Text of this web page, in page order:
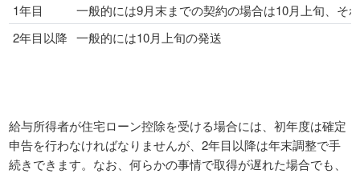
1年目
一般的には9月末までの契約の場合は10月上旬、そ
2年目以降 一般的には10月上旬の発送
給与所得者が住宅ローン控除を受ける場合には、初年度は確定
申告を行わなければなりませんが、2年目以降は年末調整で手
続きできます。なお、何らかの事情で取得が遅れた場合でも、